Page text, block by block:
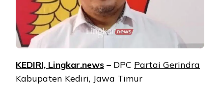
KEDIRI, Lingkar.news – DPC Partai Gerindra
Kabupaten Kediri, Jawa Timur